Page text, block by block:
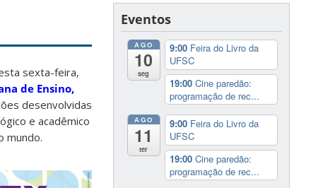
sexta-feira,
de Ensino,
desenvolvidas
e acadêmico
mundo.
Eventos
AGO
10
seg
9:00 Feira do Livro da
UFSC
19:00 Cine paredão:
programação de rec...
AGO
11
ter
9:00 Feira do Livro da
UFSC
19:00 Cine paredão:
programação de rec...